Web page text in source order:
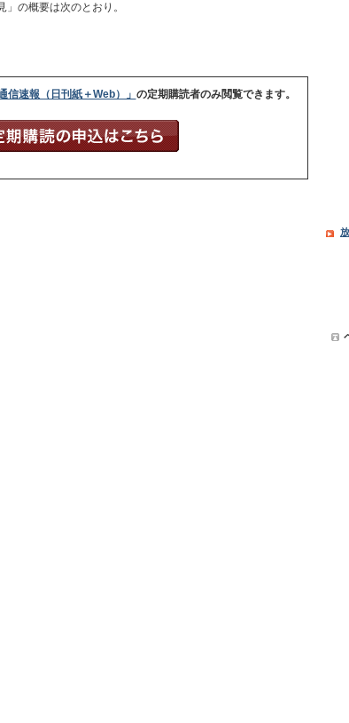
の概要は次のとおり。
信速報（日刊紙＋Web）」 の定期購読者のみ閲覧できます。